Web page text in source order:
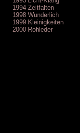
1994 Zeitfalten
1998 Wunderlich
1999 Kleinigkeiten
2000 Rohleder